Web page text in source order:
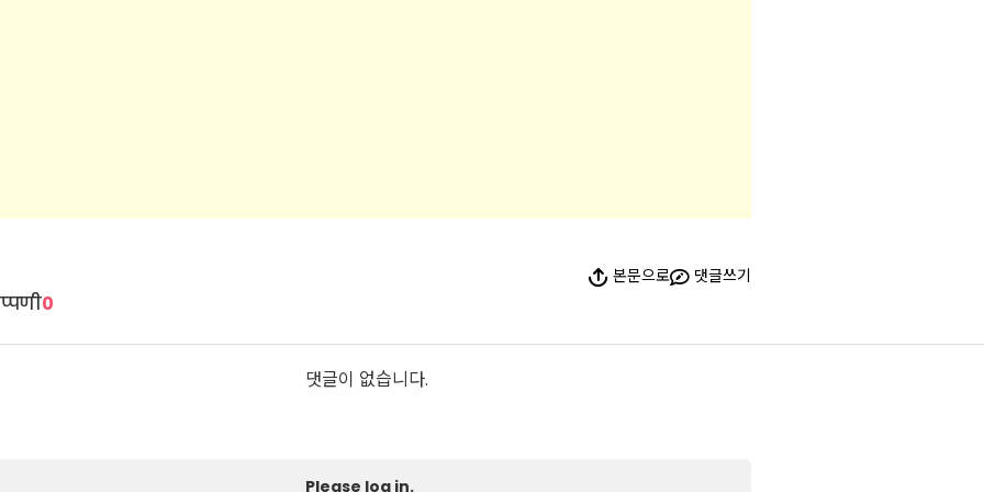
0
본문으로 댓글쓰기
댓글이 없습니다.
Please log in.